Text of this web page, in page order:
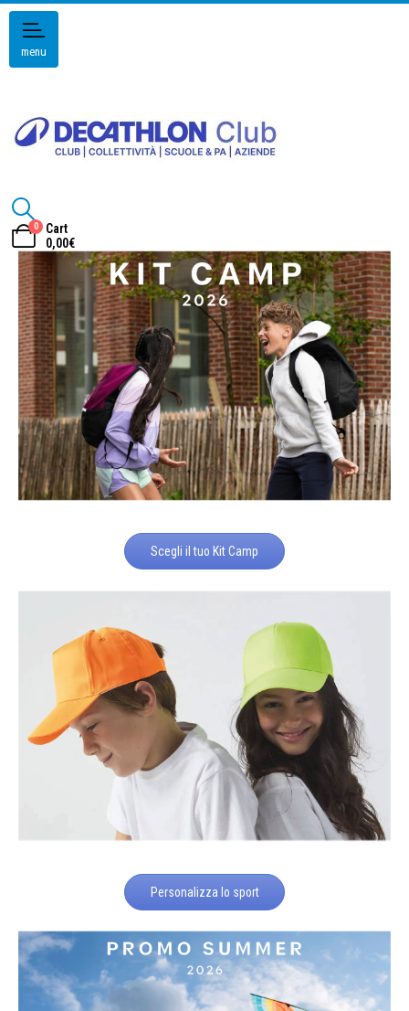
menu
0
Cart
0,00€
Scegli il tuo Kit Camp
Personalizza lo sport